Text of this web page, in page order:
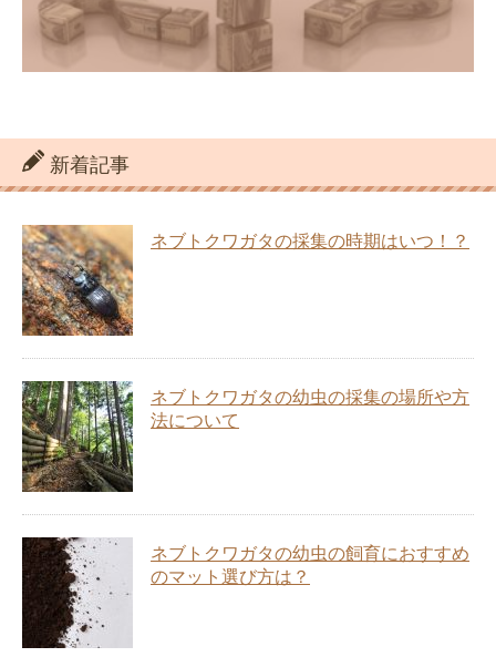
新着記事
ネブトクワガタの採集の時期はいつ！？
ネブトクワガタの幼虫の採集の場所や方
法について
ネブトクワガタの幼虫の飼育におすすめ
のマット選び方は？